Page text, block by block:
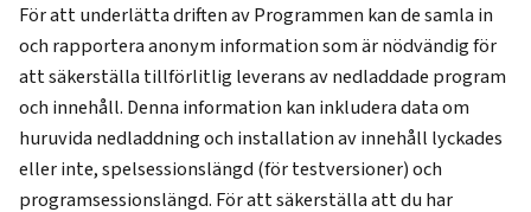
För att underlätta driften av Programmen kan de samla in
och rapportera anonym information som är nödvändig för
att säkerställa tillförlitlig leverans av nedladdade program
och innehåll. Denna information kan inkludera data om
huruvida nedladdning och installation av innehåll lyckades
eller inte, spelsessionslängd (för testversioner) och
programsessionslängd. För att säkerställa att du har